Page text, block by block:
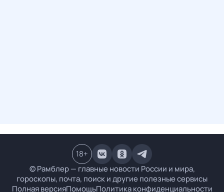
© Рамблер — главные новости России и мира,
гороскопы, почта, поиск и другие полезные сервисы
Полная версияПомощьПолитика конфиденциальности
18+